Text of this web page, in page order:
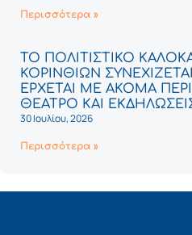
Περισσότερα »
ΤΟ ΠΟΛΙΤΙΣΤΙΚΟ
ΚΟΡΙΝΘΙΩΝ
ΕΡΧΕΤΑΙ ΜΕ ΑΚΟΜΑ
ΘΕΑΤΡΟ ΚΑΙ
30 Ιουλίου, 2026
Περισσότερα »